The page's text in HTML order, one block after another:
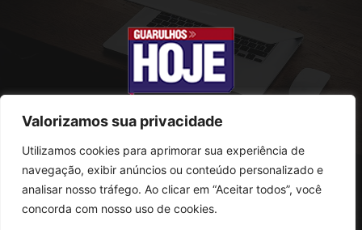
Valorizamos sua privacidade
Utilizamos cookies para aprimorar sua experiência de
navegação, exibir anúncios ou conteúdo personalizado e
analisar nosso tráfego. Ao clicar em “Aceitar todos”, você
concorda com nosso uso de cookies.
SOBRE NÓS
Rua Conselheiro Antonio Prado, 121